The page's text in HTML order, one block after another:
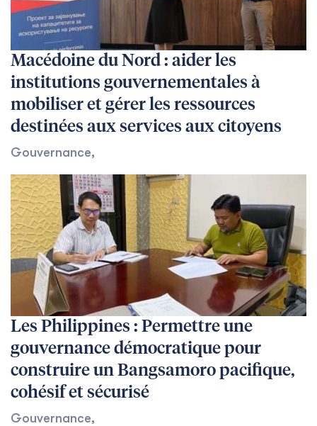
Macédoine du Nord : aider les
institutions gouvernementales à
mobiliser et gérer les ressources
destinées aux services aux citoyens
Gouvernance,
Les Philippines : Permettre une
gouvernance démocratique pour
construire un Bangsamoro pacifique,
cohésif et sécurisé
Gouvernance,